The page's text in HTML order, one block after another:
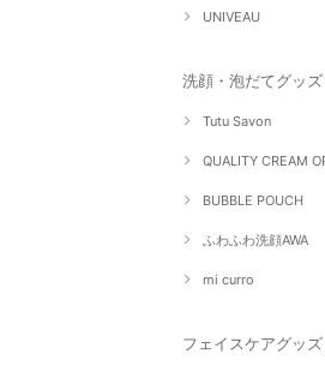
UNIVEAU
洗顔・泡だてグッズ
Tutu Savon
QUALITY CREAM
BUBBLE POUCH
ふわふわ洗顔AWA
mi curro
フェイスケアグッズ